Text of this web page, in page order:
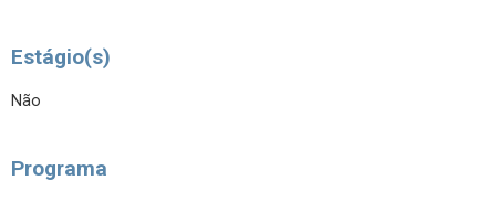
Estágio(s)
Não
Programa